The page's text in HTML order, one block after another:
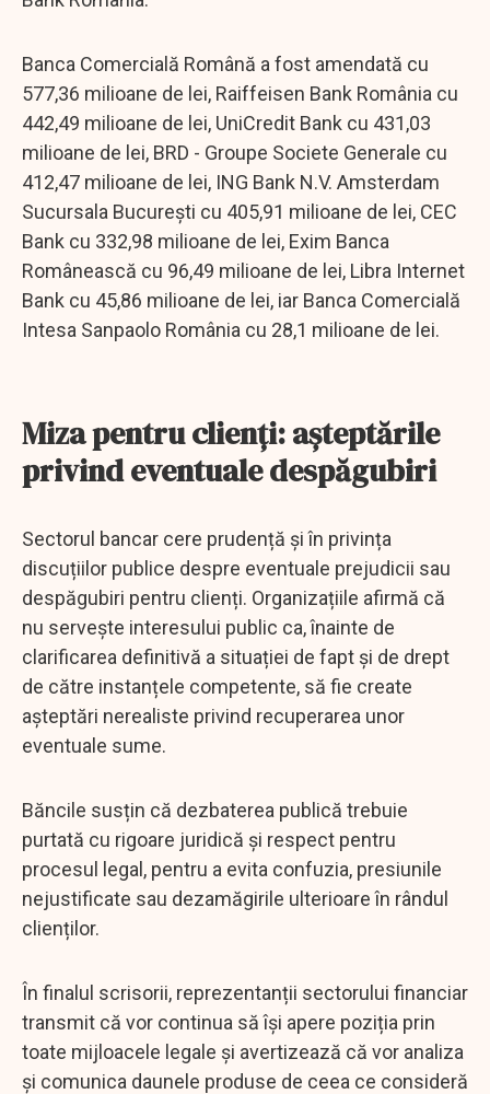
Banca Comercială Română a fost amendată cu
577,36 milioane de lei, Raiffeisen Bank România cu
442,49 milioane de lei, UniCredit Bank cu 431,03
milioane de lei, BRD - Groupe Societe Generale cu
412,47 milioane de lei, ING Bank N.V. Amsterdam
Sucursala București cu 405,91 milioane de lei, CEC
Bank cu 332,98 milioane de lei, Exim Banca
Românească cu 96,49 milioane de lei, Libra Internet
Bank cu 45,86 milioane de lei, iar Banca Comercială
Intesa Sanpaolo România cu 28,1 milioane de lei.
Miza pentru clienți: așteptările
privind eventuale despăgubiri
Sectorul bancar cere prudență și în privința
discuțiilor publice despre eventuale prejudicii sau
despăgubiri pentru clienți. Organizațiile afirmă că
nu servește interesului public ca, înainte de
clarificarea definitivă a situației de fapt și de drept
de către instanțele competente, să fie create
așteptări nerealiste privind recuperarea unor
eventuale sume.
Băncile susțin că dezbaterea publică trebuie
purtată cu rigoare juridică și respect pentru
procesul legal, pentru a evita confuzia, presiunile
nejustificate sau dezamăgirile ulterioare în rândul
clienților.
În finalul scrisorii, reprezentanții sectorului financiar
transmit că vor continua să își apere poziția prin
toate mijloacele legale și avertizează că vor analiza
și comunica daunele produse de ceea ce consideră